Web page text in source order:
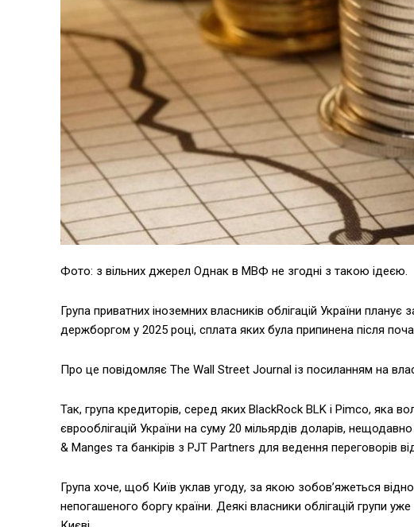
Фото: з вільних джерел Однак в МВФ не згодні з такою ідеєю.
Група приватних іноземних власників облігацій України
держборгом у 2025 році, сплата яких була припинена після
Про це повідомляє The Wall Street Journal із посиланням на
Так, група кредиторів, серед яких BlackRock BLK і Pimco, яка
єврооблігацій України на суму 20 мільярдів доларів,
& Manges та банкірів з PJT Partners для ведення переговорів
Група хоче, щоб Київ уклав угоду, за якою зобов’яжеться
непогашеного боргу країни. Деякі власники облігацій групи